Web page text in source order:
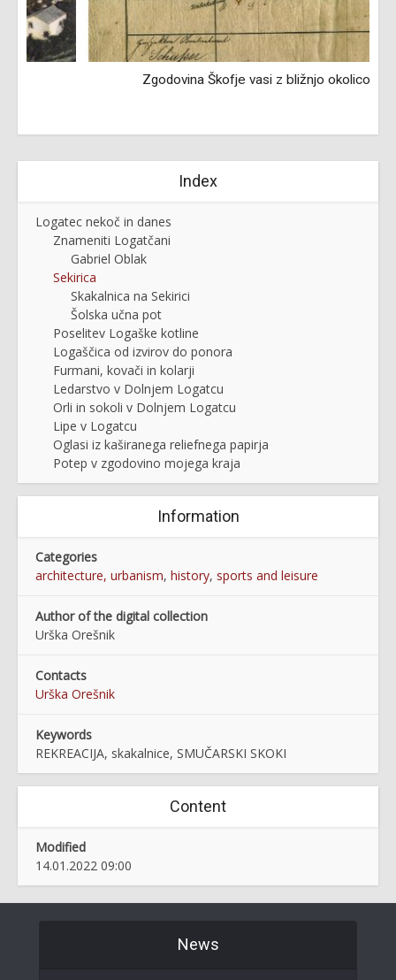
Zgodovina Škofje vasi z bližnjo okolico
Index
Logatec nekoč in danes
Znameniti Logatčani
Gabriel Oblak
Sekirica
Skakalnica na Sekirici
Šolska učna pot
Poselitev Logaške kotline
Logaščica od izvirov do ponora
Furmani, kovači in kolarji
Ledarstvo v Dolnjem Logatcu
Orli in sokoli v Dolnjem Logatcu
Lipe v Logatcu
Oglasi iz kaširanega reliefnega papirja
Potep v zgodovino mojega kraja
Information
Categories
architecture, urbanism, history, sports and leisure
Author of the digital collection
Urška Orešnik
Contacts
Urška Orešnik
Keywords
REKREACIJA, skakalnice, SMUČARSKI SKOKI
Content
Modified
14.01.2022 09:00
News